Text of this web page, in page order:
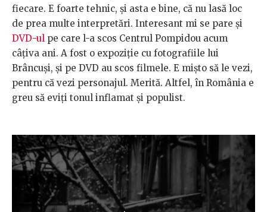
fiecare. E foarte tehnic, și asta e bine, că nu lasă loc
de prea multe interpretări. Interesant mi se pare și
DVD-ul pe care l-a scos Centrul Pompidou acum
câțiva ani. A fost o expoziție cu fotografiile lui
Brâncuși, și pe DVD au scos filmele. E mișto să le vezi,
pentru că vezi personajul. Merită. Altfel, în România e
greu să eviți tonul inflamat și populist.